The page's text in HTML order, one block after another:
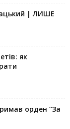
| ЛИШЕ
як
орден “За